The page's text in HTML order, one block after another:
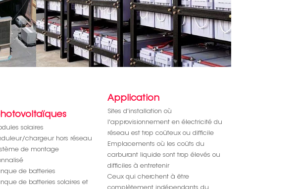
solaires
chargeur hors réseau
de montage
de batteries
de batteries solaires et
Application
Sites d'installation où
l'approvisionnement en électricité du
réseau est trop coûteux ou difficile
Emplacements où les coûts du
carburant liquide sont trop élevés ou
difficiles à entretenir
Ceux qui cherchent à être
complètement indépendants du